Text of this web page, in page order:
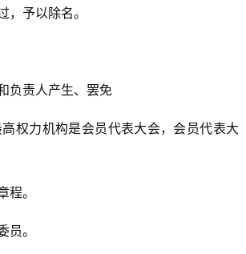
，予以除名。
负责人产生、罢免
权力机构是会员代表大会，会员代表大
程。
员。